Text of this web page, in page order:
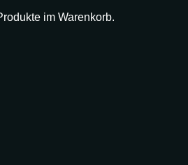
im Warenkorb.